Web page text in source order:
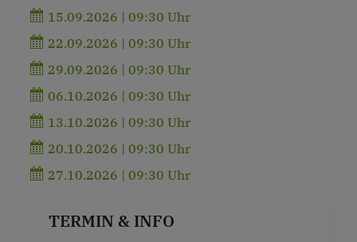
15.09.2026 | 09:30 Uhr
22.09.2026 | 09:30 Uhr
29.09.2026 | 09:30 Uhr
06.10.2026 | 09:30 Uhr
13.10.2026 | 09:30 Uhr
20.10.2026 | 09:30 Uhr
27.10.2026 | 09:30 Uhr
TERMIN & INFO